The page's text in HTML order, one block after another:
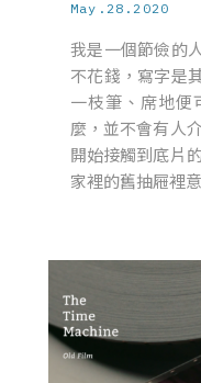
May.28.2020
我是一個節儉的
不花錢，寫字是
一枝筆、席地便
麼，並不會有人
開始接觸到底片
家裡的舊抽屜裡